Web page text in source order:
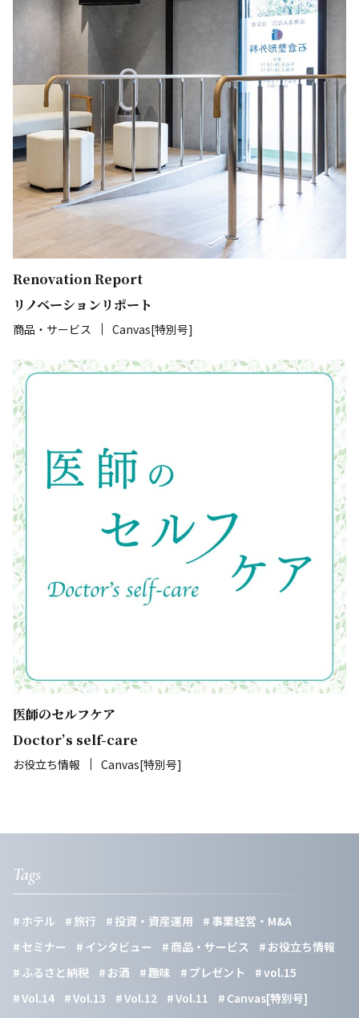
Renovation Report
リノベーションリポート
商品・サービス Canvas[特別号]
医師のセルフケア
Doctor’s self-care
お役立ち情報 Canvas[特別号]
Tags
ホテル 旅行 投資・資産運用
事業経営・M&A
セミナー
インタビュー 商品・サービス
お役立ち情報
ふるさと納税
お酒 趣味 プレゼント
vol.15
Vol.14
Vol.13 Vol.12 Vol.11
Canvas[特別号]